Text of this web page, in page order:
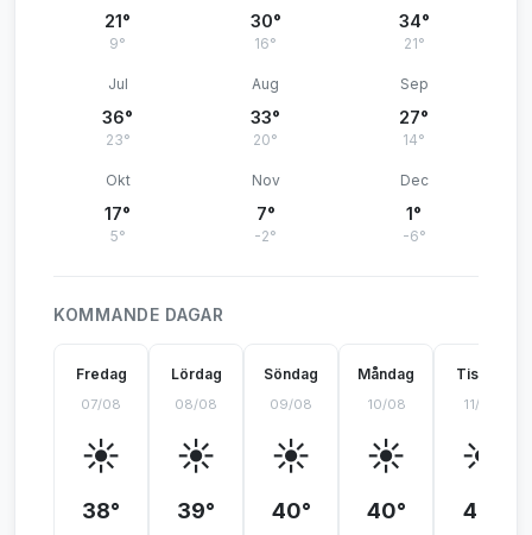
21°
9°
30°
16°
34°
21°
Jul
36°
23°
Aug
33°
20°
Sep
27°
14°
Okt
17°
5°
Nov
7°
-2°
Dec
1°
-6°
KOMMANDE DAGAR
Fredag
07/08
☀️
38°
Lördag
08/08
☀️
39°
Söndag
09/08
☀️
40°
Måndag
10/08
☀️
40°
Tisdag
11/08
☀️
42°